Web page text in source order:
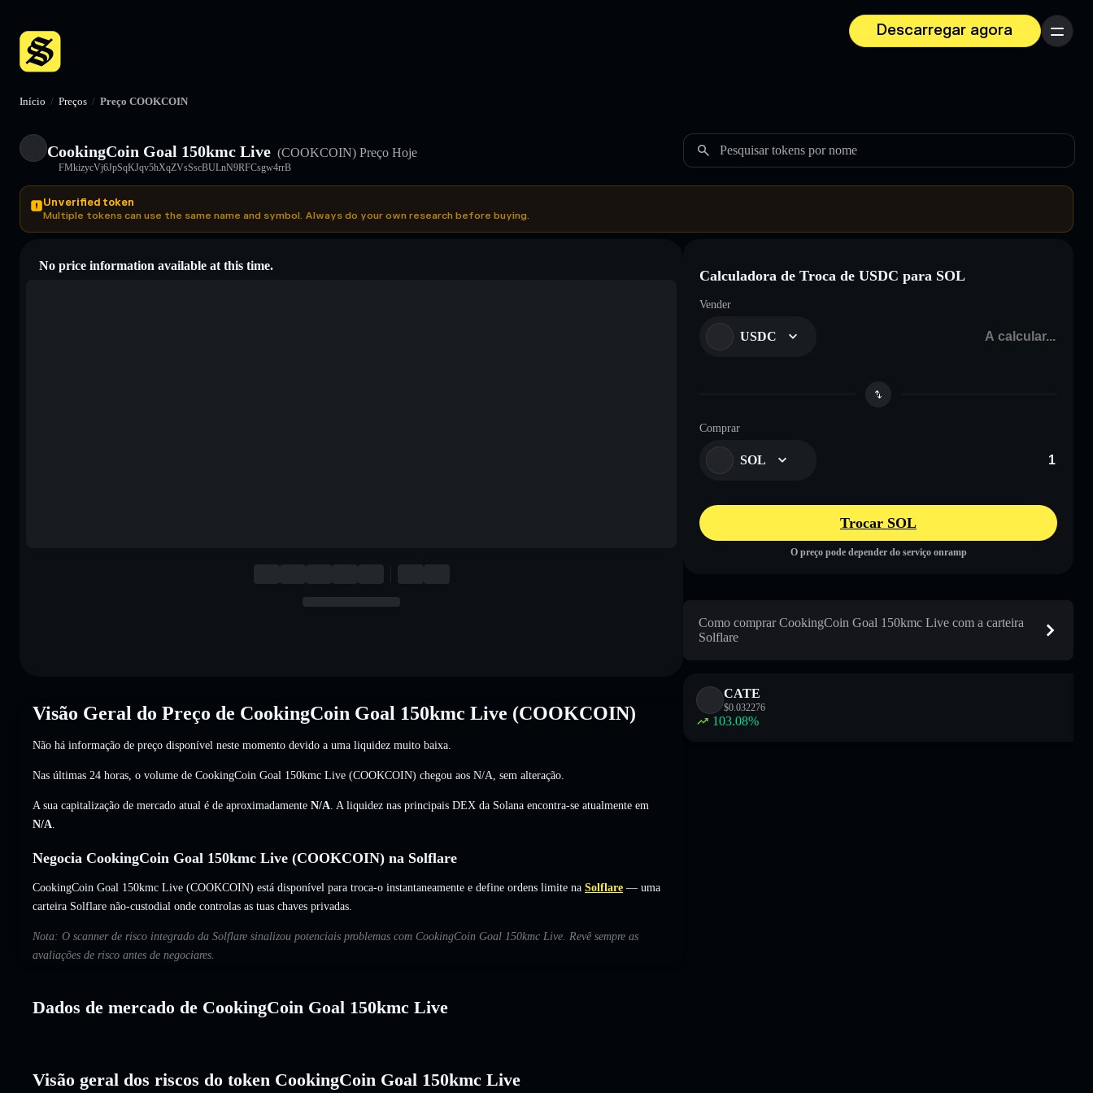
Descarregar agora
Menu
Início / Preços / Preço COOKCOIN
CookingCoin Goal 150kmc Live (COOKCOIN) Preço Hoje
FMkizycVj6JpSqKJqv5hXqZVsSscBULnN9RFCsgw4rrB
Pesquisar tokens por nome
Unverified token
Multiple tokens can use the same name and symbol. Always do your own research before buying.
No price information available at this time.
Visão Geral do Preço de CookingCoin Goal 150kmc Live (COOKCOIN)
Não há informação de preço disponível neste momento devido a uma liquidez muito baixa.
Nas últimas 24 horas, o volume de CookingCoin Goal 150kmc Live (COOKCOIN) chegou aos N/A sem alteração
A sua capitalização de mercado atual é de aproximadamente N/A . A liquidez nas principais DEX da Solana encontra-se atualmente em
N/A
Negocia CookingCoin Goal 150kmc Live (COOKCOIN) na Solflare
CookingCoin Goal 150kmc Live (COOKCOIN) está disponível para troca-o instantaneamente e define ordens limite na Solflare — uma
carteira Solflare não-custodial onde controlas as tuas chaves privadas.
Nota: O scanner de risco integrado da Solflare sinalizou potenciais problemas com CookingCoin Goal 150kmc Live. Revê sempre as
avaliações de risco antes de negociares.
Dados de mercado de CookingCoin Goal 150kmc Live
Visão geral dos riscos do token CookingCoin Goal 150kmc Live
Calculadora de Troca de USDC para SOL
Vender
USDC
Comprar
SOL
Trocar SOL
O preço pode depender do serviço onramp
Como comprar CookingCoin Goal 150kmc Live com a carteira
Solflare
CATE
$0.032276
103.08%